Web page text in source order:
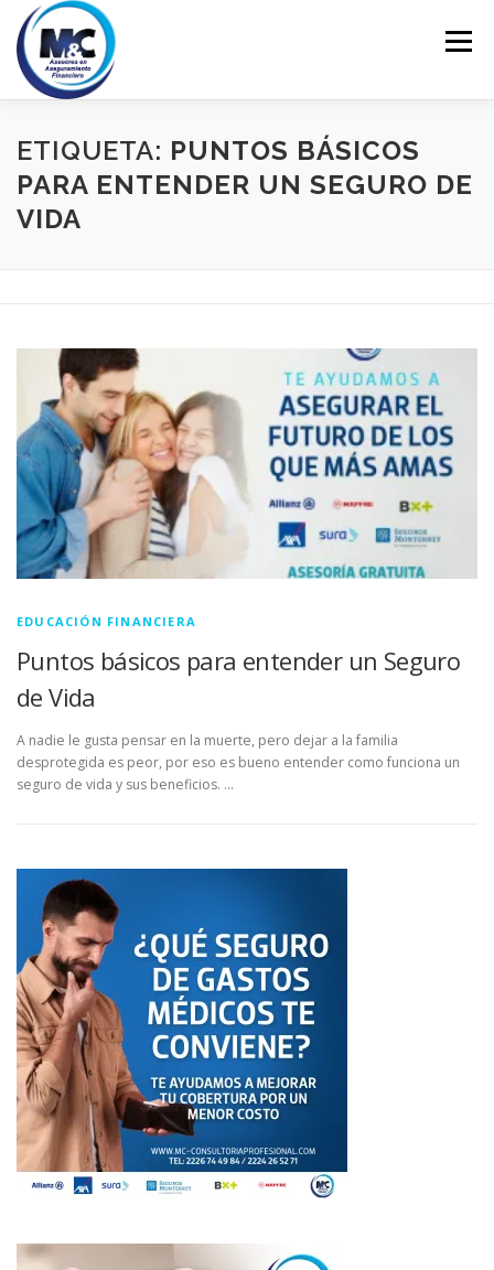
Saltar
contenido
Menú
INICIO ASESORÍA PERSONALES
EMPRESARIALES
ETIQUETA: PUNTOS BÁSICOS
PARA ENTENDER UN SEGURO DE
VIDA
EDUCACIÓN FINANCIERA
Puntos básicos para entender un Seguro
de Vida
A nadie le gusta pensar en la muerte, pero dejar a la familia
desprotegida es peor, por eso es bueno entender como funciona un
seguro de vida y sus beneficios. …